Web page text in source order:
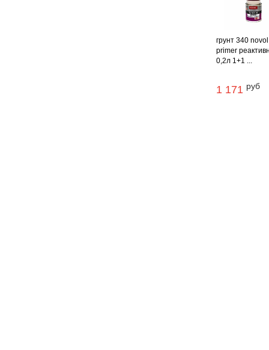
грунт 340
primer
0,2л 1+1 ...
1 171 руб